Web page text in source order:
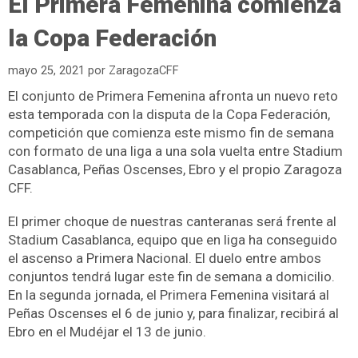
la Copa Federación
mayo 25, 2021 por ZaragozaCFF
El conjunto de Primera Femenina afronta un nuevo reto
esta temporada con la disputa de la Copa Federación,
competición que comienza este mismo fin de semana
con formato de una liga a una sola vuelta entre Stadium
Casablanca, Peñas Oscenses, Ebro y el propio Zaragoza
CFF.
El primer choque de nuestras canteranas será frente al
Stadium Casablanca, equipo que en liga ha conseguido
el ascenso a Primera Nacional. El duelo entre ambos
conjuntos tendrá lugar este fin de semana a domicilio.
En la segunda jornada, el Primera Femenina visitará al
Peñas Oscenses el 6 de junio y, para finalizar, recibirá al
Ebro en el Mudéjar el 13 de junio.